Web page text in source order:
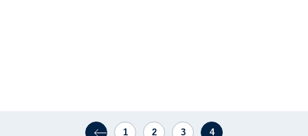
1 2 3 4